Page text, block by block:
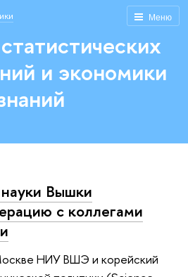
Меню
и экономики
Вышки
с коллегами
НИУ ВШЭ и корейский